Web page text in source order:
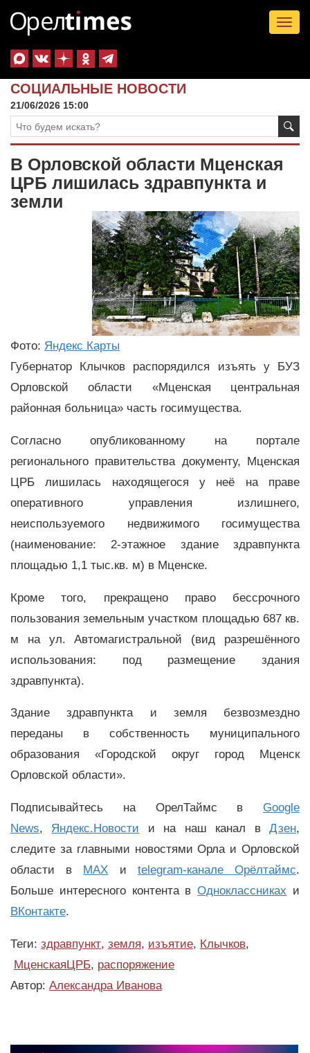
СОЦИАЛЬНЫЕ НОВОСТИ
21/06/2026 15:00
В Орловской области Мценская
ЦРБ лишилась здравпункта и
земли
Фото: Яндекс Карты
Губернатор Клычков распорядился изъять у БУЗ
Орловской области «Мценская центральная
районная больница» часть госимущества.
Согласно опубликованному на портале
регионального правительства документу, Мценская
ЦРБ лишилась находящегося у неё на праве
оперативного управления излишнего,
неиспользуемого недвижимого госимущества
(наименование: 2-этажное здание здравпункта
площадью 1,1 тыс.кв. м) в Мценске.
Кроме того, прекращено право бессрочного
пользования земельным участком площадью 687 кв.
м на ул. Автомагистральной (вид разрешённого
использования: под размещение здания
здравпункта).
Здание здравпункта и земля безвозмездно
переданы в собственность муниципального
образования «Городской округ город Мценск
Орловской области».
Подписывайтесь на ОрелТаймс в Google
News, Яндекс.Новости и на наш канал вДзен,
следите за главными новостями Орла и Орловской
области в MAX и telegram-канале Орёлтаймс.
Больше интересного контента вОдноклассниках и
ВКонтакте.
Теги: здравпункт, земля, изъятие, Клычков,
МценскаяЦРБ, распоряжение
Автор: Александра Иванова